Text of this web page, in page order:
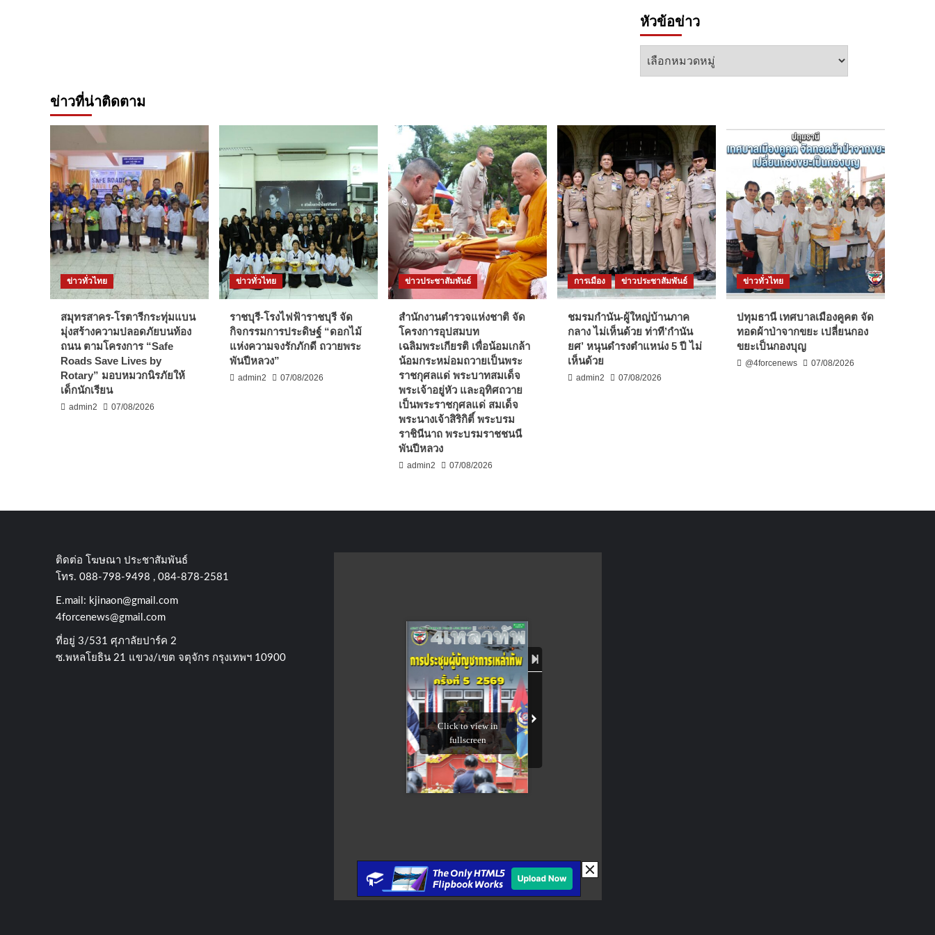
หัวข้อข่าว
หัวข้อ
ข่าวที่น่าติดตาม
ข่าวทั่วไทย
สมุทรสาคร-โรตารีกระทุ่มแบน
มุ่งสร้างความปลอดภัยบนท้อง
ถนน ตามโครงการ “Safe
Roads Save Lives by
Rotary” มอบหมวกนิรภัยให้
เด็กนักเรียน
admin2 07/08/2026
ข่าวทั่วไทย
ราชบุรี-โรงไฟฟ้าราชบุรี จัด
กิจกรรมการประดิษฐ์ “ดอกไม้
แห่งความจงรักภักดี ถวายพระ
พันปีหลวง”
admin2 07/08/2026
ข่าวประชาสัมพันธ์
สำนักงานตำรวจแห่งชาติ จัด
โครงการอุปสมบท
เฉลิมพระเกียรติ เพื่อน้อมเกล้า
น้อมกระหม่อมถวายเป็นพระ
ราชกุศลแด่ พระบาทสมเด็จ
พระเจ้าอยู่หัว และอุทิศถวาย
เป็นพระราชกุศลแด่ สมเด็จ
พระนางเจ้าสิริกิติ์ พระบรม
ราชินีนาถ พระบรมราชชนนี
พันปีหลวง
admin2 07/08/2026
การเมือง ข่าวประชาสัมพันธ์
ชมรมกำนัน-ผู้ใหญ่บ้านภาค
กลาง ไม่เห็นด้วย ท่าที’กำนัน
ยศ’ หนุนดำรงตำแหน่ง 5 ปี ไม่
เห็นด้วย
admin2 07/08/2026
ข่าวทั่วไทย
ปทุมธานี เทศบาลเมืองคูคต จัด
ทอดผ้าป่าจากขยะ เปลี่ยนกอง
ขยะเป็นกองบุญ
@4forcenews 07/08/2026
ติดต่อ​ โฆษณา​ ประชาสัมพันธ์
โทร​. 088-798-9498 , 084-878-2581
E.mail: kjinaon@gmail.com
4forcenews@gmail.com
ที่อยู่​ 3/531​ ศุภาลัยปาร์ค​ 2
ซ.พหลโยธิน​ 21​ แขวง/เขต​ จตุจักร​ กรุงเทพฯ 10900